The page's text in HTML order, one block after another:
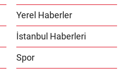
Yerel Haberler
İstanbul Haberleri
Spor